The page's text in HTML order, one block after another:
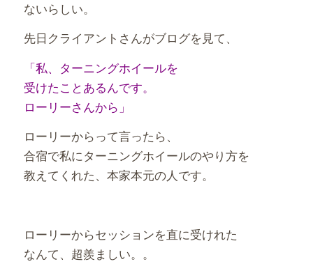
ないらしい。
先日クライアントさんがブログを見て、
「私、ターニングホイールを
受けたことあるんです。
ローリーさんから」
ローリーからって言ったら、
合宿で私にターニングホイールのやり方を
教えてくれた、本家本元の人です。
ローリーからセッションを直に受けれた
なんて、超羨ましい。。